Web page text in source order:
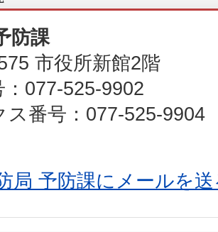
防課
市役所新館2階
：077-525-9902
ス番号：077-525-9904
局 予防課にメールを